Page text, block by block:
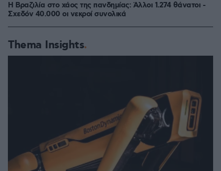
Η Βραζιλία στο χάος της πανδημίας: Άλλοι 1.274 θάνατοι -
Σχεδόν 40.000 οι νεκροί συνολικά
Thema Insights